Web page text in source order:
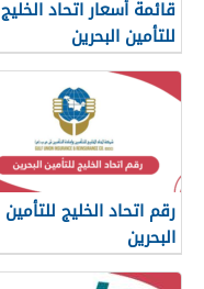
قائمة أسعار اتحاد الخليج
للتأمين البحرين
رقم اتحاد الخليج للتأمين
البحرين